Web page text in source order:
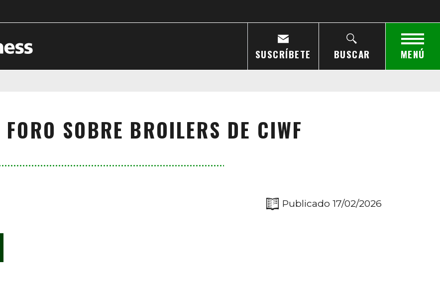
SUSCRÍBETE BUSCAR MENÚ
FORO SOBRE BROILERS DE CIWF
Publicado 17/02/2026